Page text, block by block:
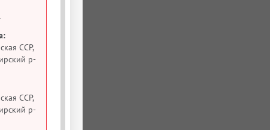
ССР,
р-
ССР,
р-